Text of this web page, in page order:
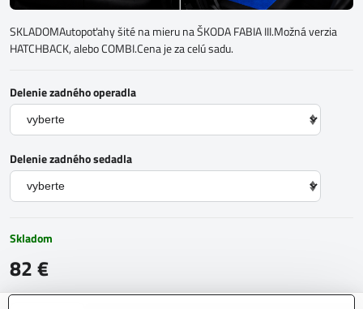
SKLADOMAutopoťahy šité na mieru na ŠKODA FABIA III.Možná verzia
HATCHBACK, alebo COMBI.Cena je za celú sadu.
Delenie zadného operadla
Delenie zadného sedadla
Skladom
82 €